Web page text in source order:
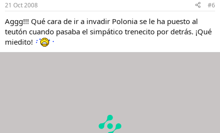
21 Oct 2008 #6
Aggg!!! Qué cara de ir a invadir Polonia se le ha puesto al
teutón cuando pasaba el simpático trenecito por detrás. ¡Qué
miedito!